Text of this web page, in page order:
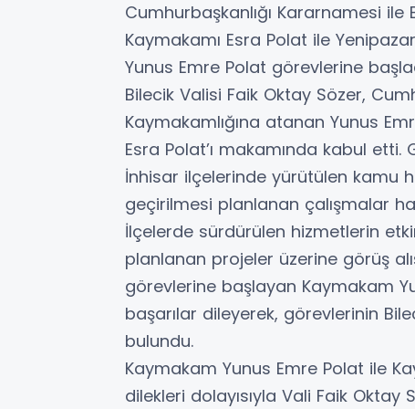
Cumhurbaşkanlığı Kararnamesi
Kaymakamı Esra Polat ile
Yunus Emre Polat görevlerine
Bilecik Valisi Faik Oktay Sözer,
Kaymakamlığına atanan Yunus
Esra Polat’ı makamında kabul
İnhisar ilçelerinde yürütülen kamu
geçirilmesi planlanan çalışmalar
İlçelerde sürdürülen hizmetlerin
planlanan projeler üzerine görüş
görevlerine başlayan Kaymakam
başarılar dileyerek, görevlerinin
bulundu.
Kaymakam Yunus Emre Polat ile
dilekleri dolayısıyla Vali Faik Oktay